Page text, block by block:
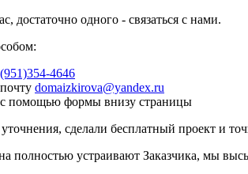
достаточно одного - связаться с нами.
4646
domaizkirova@yandex.ru
с помощью формы внизу страницы
сделали бесплатный проект и
полностью устраивают Заказчика, мы